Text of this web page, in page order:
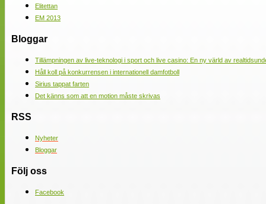
Elitettan
EM 2013
Bloggar
Tillämpningen av live-teknologi i sport och live casino: En ny värld av
Håll koll på konkurrensen i internationell damfotboll
Sirius tappat farten
Det känns som att en motion måste skrivas
RSS
Nyheter
Bloggar
Följ oss
Facebook